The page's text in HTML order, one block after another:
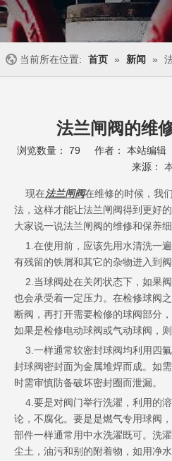
当前所在位置: 首页 » 新闻 »
法兰闸阀的维
浏览数量： 79 作者： 本站编
来源：
现在法兰闸阀在维修的时候，我
法，这样才能让法兰闸阀得到更好
大家说一说法兰闸阀的维修和保养细
1.在使用前，应该先用水清洗一
有残留的铁屑和其它的杂物进入到
2.当球阀处在关闭状态下，如果
也会承受着一定压力。在检修球阀
断阀，再打开需要检修的球阀部分
如果是检修电动球阀或气动球阀，
3.一样通常软密封球阀均利用四
封球阀密封面为金属堆焊而成。如
时需审慎防备破坏密封圈而泄漏。
4.要是对阀门举行洗濯，利用的
论，不腐化。要是是燃气专用球阀
部件一样通常用中水洗濯既可。洗
尘土，油污和别的附着物，如用净